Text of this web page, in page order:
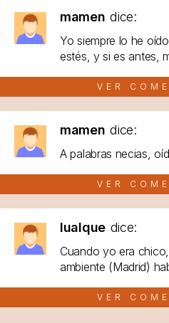
mamen dice:
Yo siempre lo he
estés, y si es antes,
VER
mamen dice:
A palabras necias,
VER
lualque dice:
Cuando yo era
ambiente (Madrid)
VER